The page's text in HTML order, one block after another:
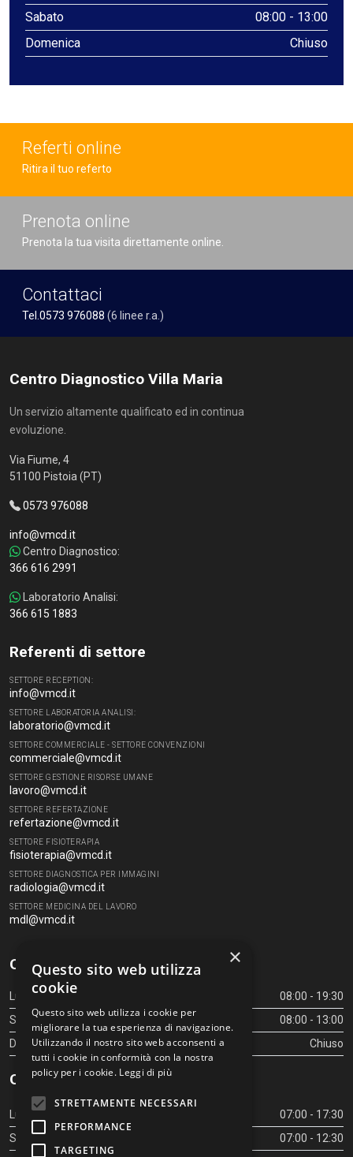
Sabato
08:00 - 13:00
Domenica
Chiuso
Referti online
Ritira il tuo referto
Prenota online
Prenota la tua visita direttamente online.
Contattaci
Tel.0573 976088 (6 linee r.a.)
Centro Diagnostico Villa Maria
Un servizio altamente qualificato ed in continua
evoluzione.
Via Fiume, 4
51100 Pistoia (PT)
0573 976088
info@vmcd.it
Centro Diagnostico:
366 616 2991
Laboratorio Analisi:
366 615 1883
Referenti di settore
SETTORE RECEPTION:
info@vmcd.it
SETTORE LABORATORIA ANALISI:
laboratorio@vmcd.it
SETTORE COMMERCIALE - SETTORE CONVENZIONI
commerciale@vmcd.it
SETTORE GESTIONE RISORSE UMANE
lavoro@vmcd.it
SETTORE REFERTAZIONE
refertazione@vmcd.it
SETTORE FISIOTERAPIA
fisioterapia@vmcd.it
SETTORE DIAGNOSTICA PER IMMAGINI
radiologia@vmcd.it
SETTORE MEDICINA DEL LAVORO
mdl@vmcd.it
Orari Centro Diagnostico
Lunedì - Venerdì
08:00 - 19:30
Sabato
08:00 - 13:00
Domenica
Chiuso
Orari Centro Diagnostico
Lunedì - Venerdì
07:00 - 17:30
Sabato
07:00 - 12:30
×
Questo sito web utilizza
cookie
Questo sito web utilizza i cookie per
migliorare la tua esperienza di navigazione.
Utilizzando il nostro sito web acconsenti a
tutti i cookie in conformità con la nostra
policy per i cookie. Leggi di più
STRETTAMENTE NECESSARI
PERFORMANCE
TARGETING